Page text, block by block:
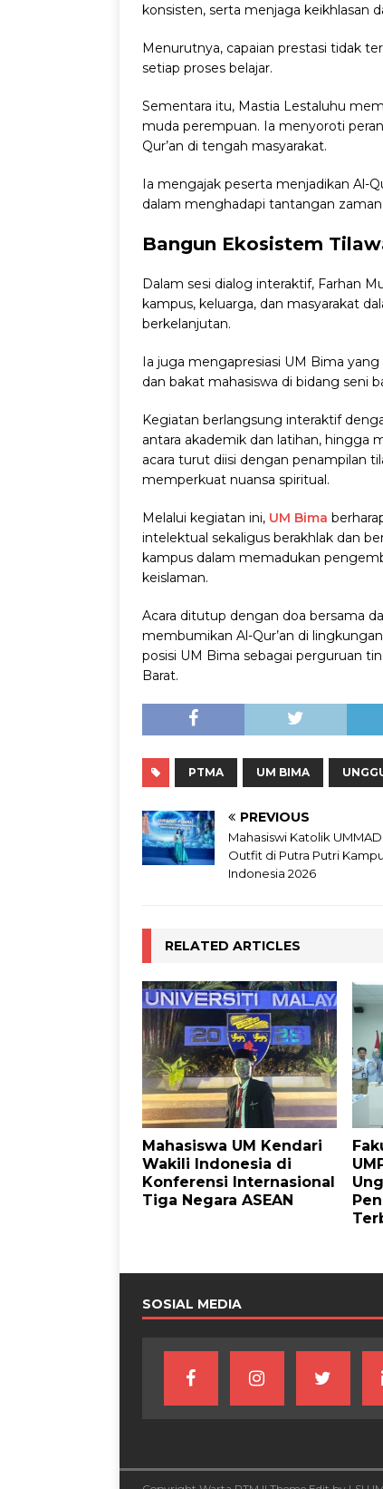
konsisten, serta menjaga keikhlasan
Menurutnya, capaian prestasi tidak
setiap proses belajar.
Sementara itu, Mastia Lestaluhu
muda perempuan. Ia menyoroti
Qur’an di tengah masyarakat.
Ia mengajak peserta menjadikan Al-
dalam menghadapi tantangan zaman.
Bangun Ekosistem
Dalam sesi dialog interaktif, Farhan
kampus, keluarga, dan masyarakat
berkelanjutan.
Ia juga mengapresiasi UM Bima
dan bakat mahasiswa di bidang seni
Kegiatan berlangsung interaktif
antara akademik dan latihan, hingga
acara turut diisi dengan penampilan
memperkuat nuansa spiritual.
Melalui kegiatan ini, UM Bima
intelektual sekaligus berakhlak dan
kampus dalam memadukan
keislaman.
Acara ditutup dengan doa bersama
membumikan Al-Qur’an di
posisi UM Bima sebagai perguruan
Barat.
PTMA UM BIMA
PREVIOUS
Mahasiswi Katolik
Outfit di Putra Putri
Indonesia 2026
RELATED ARTICLES
Mahasiswa UM Kendari
Wakili Indonesia di
Konferensi Internasional
Tiga Negara ASEAN
SOSIAL MEDIA